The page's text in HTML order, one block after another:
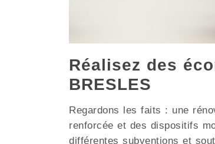
Réalisez des
BRESLES
Regardons les faits : une
renforcée et des dispositifs
différentes subventions et